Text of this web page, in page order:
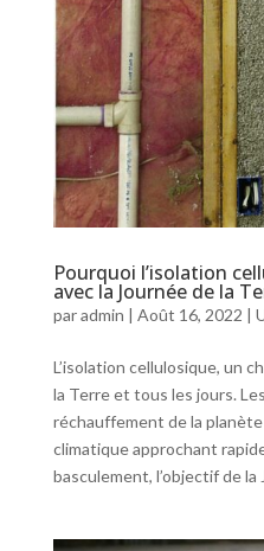
Pourquoi l’isolation
avec la Journée de la
paradmin | Août 16, 2022 |
L’isolation cellulosique, un
la Terre et tous les jours.
réchauffement de la
climatique approchant
basculement, l’objectif de la